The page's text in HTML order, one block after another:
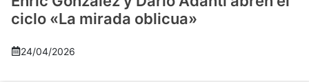
ciclo «La mirada oblicua»
24/04/2026